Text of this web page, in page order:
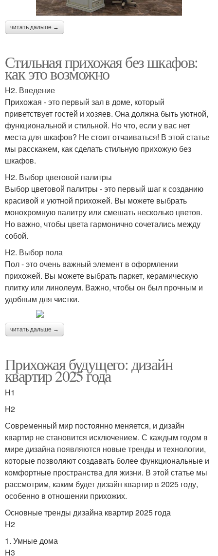
читать дальше →
Стильная прихожая без шкафов:
как это возможно
H2. Введение
Прихожая - это первый зал в доме, который
приветствует гостей и хозяев. Она должна быть уютной,
функциональной и стильной. Но что, если у вас нет
места для шкафов? Не стоит отчаиваться! В этой статье
мы расскажем, как сделать стильную прихожую без
шкафов.
H2. Выбор цветовой палитры
Выбор цветовой палитры - это первый шаг к созданию
красивой и уютной прихожей. Вы можете выбрать
монохромную палитру или смешать несколько цветов.
Но важно, чтобы цвета гармонично сочетались между
собой.
H2. Выбор пола
Пол - это очень важный элемент в оформлении
прихожей. Вы можете выбрать паркет, керамическую
плитку или линолеум. Важно, чтобы он был прочным и
удобным для чистки.
читать дальше →
Прихожая будущего: дизайн
квартир 2025 года
H1
H2
Современный мир постоянно меняется, и дизайн
квартир не становится исключением. С каждым годом в
мире дизайна появляются новые тренды и технологии,
которые позволяют создавать более функциональные и
комфортные пространства для жизни. В этой статье мы
рассмотрим, каким будет дизайн квартир в 2025 году,
особенно в отношении прихожих.
Основные тренды дизайна квартир 2025 года
H2
1. Умные дома
H3